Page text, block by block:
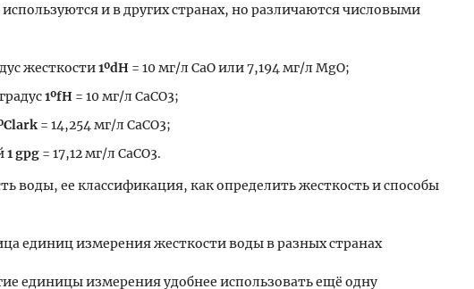
и в других странах, но различаются числовыми
жесткости1ºdH = 10 мг/л СаО или 7,194 мг/л MgO;
1ºfH = 10 мг/л СаСО3;
= 14,254 мг/л СаСО3;
1 gpg = 17,12 мг/л СаСО3.
единиц измерения жесткости воды в разных странах
единицы измерения удобнее использовать ещё одну